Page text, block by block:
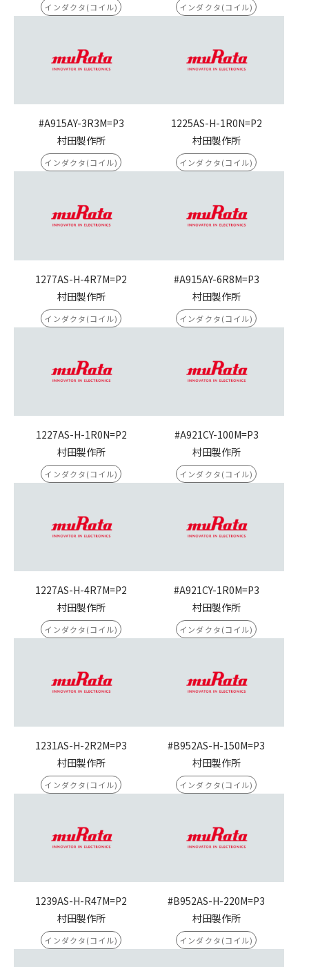
インダクタ(コイル) インダクタ(コイル)
#A915AY-3R3M=P3
村田製作所
インダクタ(コイル)
1225AS-H-1R0N=P2
村田製作所
インダクタ(コイル)
1277AS-H-4R7M=P2
村田製作所
インダクタ(コイル)
#A915AY-6R8M=P3
村田製作所
インダクタ(コイル)
1227AS-H-1R0N=P2
村田製作所
インダクタ(コイル)
#A921CY-100M=P3
村田製作所
インダクタ(コイル)
1227AS-H-4R7M=P2
村田製作所
インダクタ(コイル)
#A921CY-1R0M=P3
村田製作所
インダクタ(コイル)
1231AS-H-2R2M=P3
村田製作所
インダクタ(コイル)
#B952AS-H-150M=P3
村田製作所
インダクタ(コイル)
1239AS-H-R47M=P2
村田製作所
インダクタ(コイル)
#B952AS-H-220M=P3
村田製作所
インダクタ(コイル)